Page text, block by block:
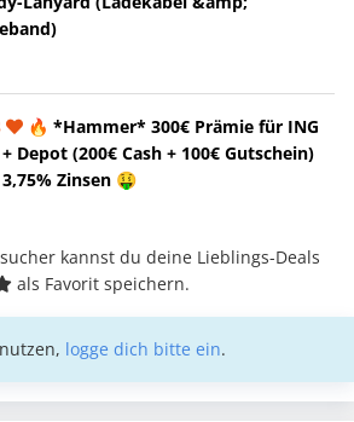
🔥 *Hammer* 300€ Prämie für ING
Depot (200€ Cash + 100€ Gutschein)
Zinsen 🤑
kannst du deine Lieblings-Deals
als Favorit speichern.
logge dich bitte ein.